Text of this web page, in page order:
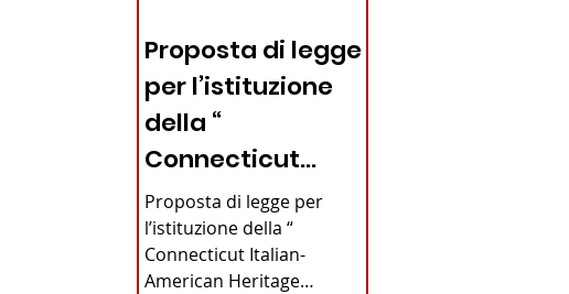
Proposta di legge
per l’istituzione
della “
Connecticut
Italian-American
Heritage
Commission”
Proposta di legge per
l’istituzione della “
Connecticut Italian-
American Heritage